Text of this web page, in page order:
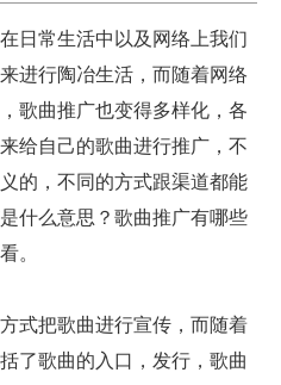
日常生活中以及网络上我们
进行陶冶生活，而随着网络
歌曲推广也变得多样化，各
给自己的歌曲进行推广，不
的，不同的方式跟渠道都能
什么意思？歌曲推广有哪些
。
式把歌曲进行宣传，而随着
了歌曲的入口，发行，歌曲